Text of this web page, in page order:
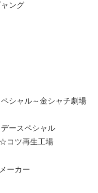
ング
シャル～金シャチ劇場
ースペシャル
コツ再生工場
ーカー